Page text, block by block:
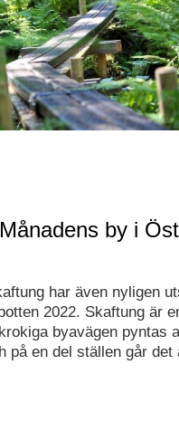
by i
har även nyligen
2022. Skaftung är
byavägen pyntas
på en del ställen går